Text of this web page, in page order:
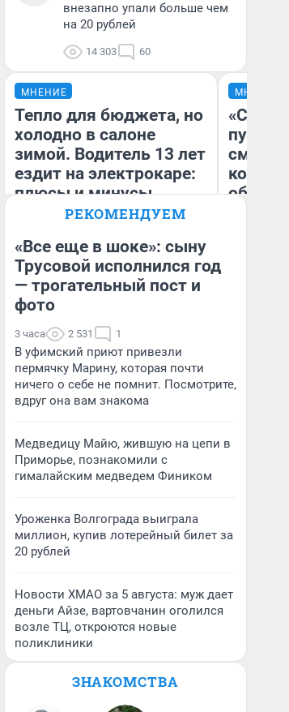
внезапно упали больше чем
на 20 рублей
14 303 60
МНЕНИЕ
Тепло для бюджета, но
холодно в салоне
зимой. Водитель 13 лет
ездит на электрокаре:
плюсы и минусы
Денис Дедюхин
МНЕНИЕ
РЕКОМЕНДУЕМ
«Все еще в шоке»: сыну
Трусовой исполнился год
— трогательный пост и
фото
3 часа 2 531 1
В уфимский приют привезли
пермячку Марину, которая почти
ничего о себе не помнит. Посмотрите,
вдруг она вам знакома
Медведицу Майю, жившую на цепи в
Приморье, познакомили с
гималайским медведем Фиником
Уроженка Волгограда выиграла
миллион, купив лотерейный билет за
20 рублей
Новости ХМАО за 5 августа: муж дает
деньги Айзе, вартовчанин оголился
возле ТЦ, откроются новые
поликлиники
ЗНАКОМСТВА